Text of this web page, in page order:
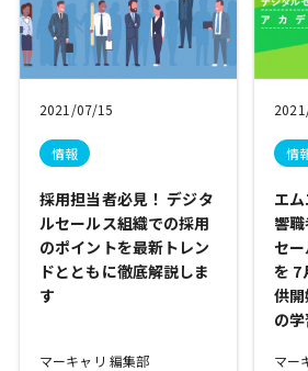
2021/07/15
情報
採用担当者必見！ デジタ
ルセールス組織での採用
のポイントを最新トレン
ドとともに徹底解説しま
す
マーキャリ 編集部
情
エ
響
セー
を 7
供
の
マー